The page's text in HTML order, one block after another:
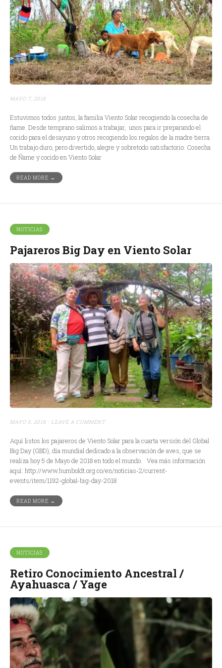
MAYO 7, 2018
Estuvimos todos juntos, la familia Viento Solar recogiendo la cosecha de
ñame. Desde temprano salimos a trabajar, unos para ir preparando el
cocido para el desayuno y otros recogiendo los regalos de la madre tierra.
Un trabajo duro, pero divertido, alegre y sobretodo satisfactorio. Cosecha
de Ñame y cocido en Viento Solar
READ MORE →
NOTICIAS
Pajareros Big Day en Viento Solar
MAYO 5, 2018 LEAVE A COMMENT
Aquí listos los pajareros de Viento Solar para la cuarta versión del Global
Big Day (GBD), día mundial dedicado a la observación de aves, que se
realiza hoy 5 de Mayo de 2018 en todo el mundo. Vea más información
aquí: http://www.humboldt.org.co/en/noticias-2/current-
events/item/1192-global-big-day-2018
READ MORE →
NOTICIAS
Retiro Conocimiento Ancestral /
Ayahuasca / Yage